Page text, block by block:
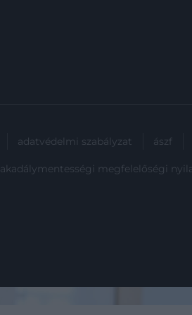
adatvédelmi szabályzat ászf
akadálymentességi megfelelőségi